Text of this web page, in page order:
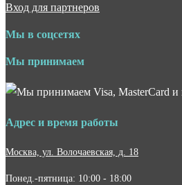
Вход для партнеров
Мы в соцсетях
Мы принимаем
Адрес и время работы
Москва, ул. Волочаевская, д. 18
Понед.-пятница: 10:00 - 18:00